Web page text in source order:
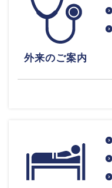
外来のご案内